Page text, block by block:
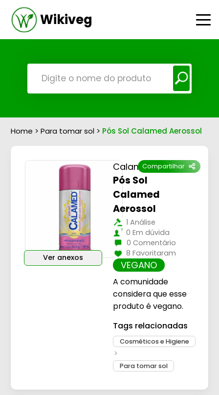
Wikiveg
Home >Para tomar sol > Pós Sol Calamed Aerossol
Compartilhar
Ver anexos
Calamed
Pós Sol
Calamed
Aerossol
1 Análise
0 Em dúvida
0 Comentário
8 Favoritaram
VEGANO
A comunidade
considera que esse
produto é vegano.
Tags relacionadas
Cosméticos e Higiene
Para tomar sol